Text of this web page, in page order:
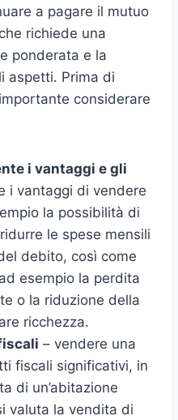
a pagare il mutuo
richiede una
ponderata e la
aspetti. Prima di
considerare
i vantaggi e gli
i vantaggi di vendere
la possibilità di
le spese mensili
debito, così come
esempio la perdita
o la riduzione della
ricchezza.
– vendere una
fiscali significativi, in
di un’abitazione
valuta la vendita di